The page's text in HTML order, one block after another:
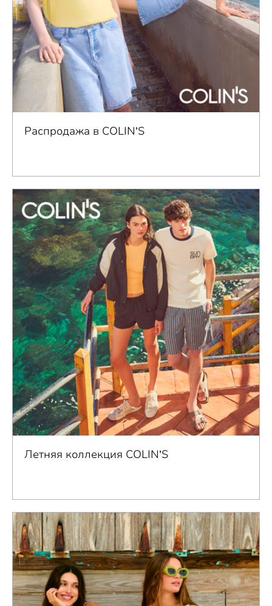
Распродажа в COLIN’S
Летняя коллекция COLIN’S